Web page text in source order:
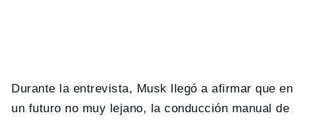
Durante la entrevista, Musk llegó a afirmar que en
un futuro no muy lejano, la conducción manual de